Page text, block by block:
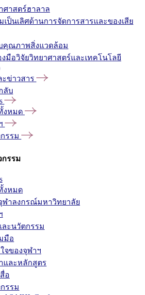
ศาสตร์ฮาลาล
เป็นเลิศด้านการจัดการสารและของเสีย
คุณภาพสิ่งแวดล้อม
งมือวิจัยวิทยาศาสตร์และเทคโนโลยี
ข่าวสาร
ลับ
งหมด
รรม
กรรม
งหมด
ฬาลงกรณ์มหาวิทยาลัย
ละนวัตกรรม
มือ
จของจุฬาฯ
และหลักสูตร
อ
รรม